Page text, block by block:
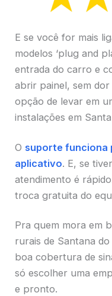
E se você for mais
modelos ‘plug and
entrada do carro e
abrir painel, sem
opção de levar em
instalações em
O suporte funciona
aplicativo. E, se
atendimento é
troca gratuita do
Pra quem mora em
rurais de Santana
boa cobertura de
só escolher uma
e pronto.